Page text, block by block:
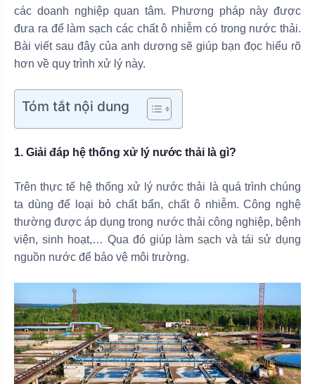
các doanh nghiệp quan tâm. Phương pháp này được
đưa ra để làm sạch các chất ô nhiễm có trong nước thải.
Bài viết sau đây của anh dương sẽ giúp bạn đọc hiểu rõ
hơn về quy trình xử lý này.
Tóm tắt nội dung
1. Giải đáp hệ thống xử lý nước thải là gì?
Trên thực tế hệ thống xử lý nước thải là quá trình chúng
ta dùng để loại bỏ chất bẩn, chất ô nhiễm. Công nghệ
thường được áp dụng trong nước thải công nghiệp, bệnh
viện, sinh hoạt,… Qua đó giúp làm sạch và tái sử dụng
nguồn nước để bảo vệ môi trường.